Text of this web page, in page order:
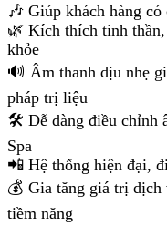
🎶 Giúp khách hàng
🌿 Kích thích tinh
khỏe
🔊 Âm thanh dịu nhẹ
pháp trị liệu
🛠 Dễ dàng điều chỉnh
Spa
📲 Hệ thống hiện đại,
💰 Gia tăng giá trị dịch
tiềm năng